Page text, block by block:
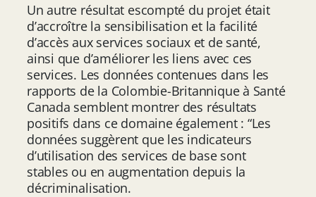
Un autre résultat escompté du projet était
d’accroître la sensibilisation et la facilité
d’accès aux services sociaux et de santé,
ainsi que d’améliorer les liens avec ces
services. Les données contenues dans les
rapports de la Colombie-Britannique à Santé
Canada semblent montrer des résultats
positifs dans ce domaine également : “Les
données suggèrent que les indicateurs
d’utilisation des services de base sont
stables ou en augmentation depuis la
décriminalisation.